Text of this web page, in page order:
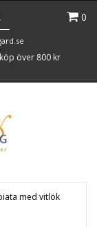
0
över 800 kr
med vitlök